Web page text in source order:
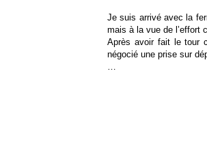
Je suis arrivé avec la
mais à la vue de l’effort
Après avoir fait le tour
négocié une prise sur